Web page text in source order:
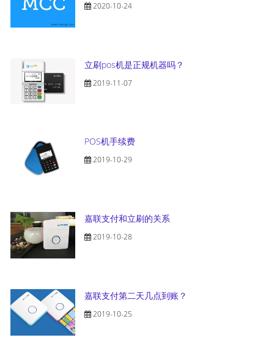
2020-10-24
立刷pos机是正规机器吗？
2019-11-07
POS机手续费
2019-10-29
嘉联支付和立刷的关系
2019-10-28
嘉联支付第二天几点到账？
2019-10-25